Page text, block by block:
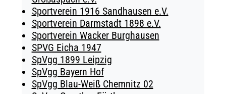
Sportverein 1916 Sandhausen e.V.
Sportverein Darmstadt 1898 e.V.
Sportverein Wacker Burghausen
SPVG Eicha 1947
SpVgg 1899 Leipzig
SpVgg Bayern Hof
SpVgg Blau-Weiß Chemnitz 02